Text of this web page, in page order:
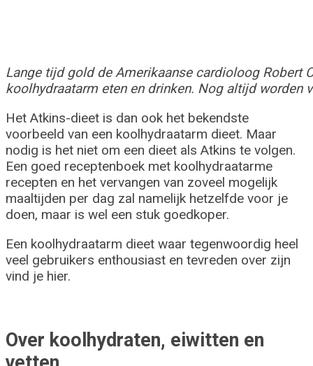
Lange tijd gold de Amerikaanse cardioloog Robert
koolhydraatarm eten en drinken. Nog altijd worden
Het Atkins-dieet is dan ook het bekendste
voorbeeld van een koolhydraatarm dieet. Maar
nodig is het niet om een dieet als Atkins te volgen.
Een goed receptenboek met koolhydraatarme
recepten en het vervangen van zoveel mogelijk
maaltijden per dag zal namelijk hetzelfde voor je
doen, maar is wel een stuk goedkoper.
Een koolhydraatarm dieet waar tegenwoordig heel
veel gebruikers enthousiast en tevreden over zijn
vind je hier.
Over koolhydraten, eiwitten en